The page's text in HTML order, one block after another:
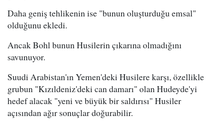
Daha geniş tehlikenin ise "bunun oluşturduğu emsal"
olduğunu ekledi.
Ancak Bohl bunun Husilerin çıkarına olmadığını
savunuyor.
Suudi Arabistan'ın Yemen'deki Husilere karşı, özellikle
grubun "Kızıldeniz'deki can damarı" olan Hudeyde'yi
hedef alacak "yeni ve büyük bir saldırısı" Husiler
açısından ağır sonuçlar doğurabilir.